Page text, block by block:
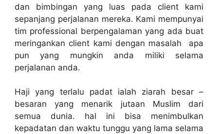
dan bimbingan yang luas pada client kami
sepanjang perjalanan mereka. Kami mempunyai
tim professional berpengalaman yang ada buat
meringankan client kami dengan masalah apa
pun yang mungkin anda miliki selama
perjalanan anda.
Haji yang terlalu padat ialah ziarah besar –
besaran yang menarik jutaan Muslim dari
semua dunia. hal ini bisa menimbulkan
kepadatan dan waktu tunggu yang lama selama